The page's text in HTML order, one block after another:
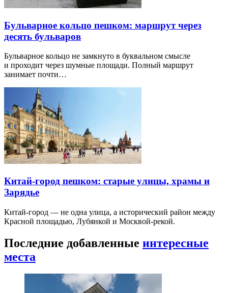
Бульварное кольцо пешком: маршрут через
десять бульваров
Бульварное кольцо не замкнуто в буквальном смысле
и проходит через шумные площади. Полный маршрут
занимает почти…
Китай-город пешком: старые улицы, храмы и
Зарядье
Китай-город — не одна улица, а исторический район между
Красной площадью, Лубянкой и Москвой-рекой.
Последние добавленные интересные
места